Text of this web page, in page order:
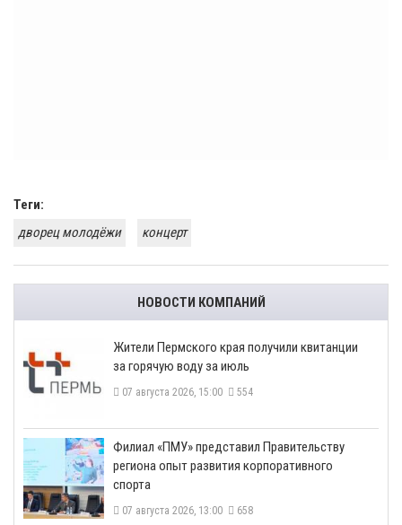
Теги:
дворец молодёжи
концерт
НОВОСТИ КОМПАНИЙ
​Жители Пермского края получили квитанции
за горячую воду за июль
07 августа 2026, 15:00 554
​Филиал «ПМУ» представил Правительству
региона опыт развития корпоративного
спорта
07 августа 2026, 13:00 658